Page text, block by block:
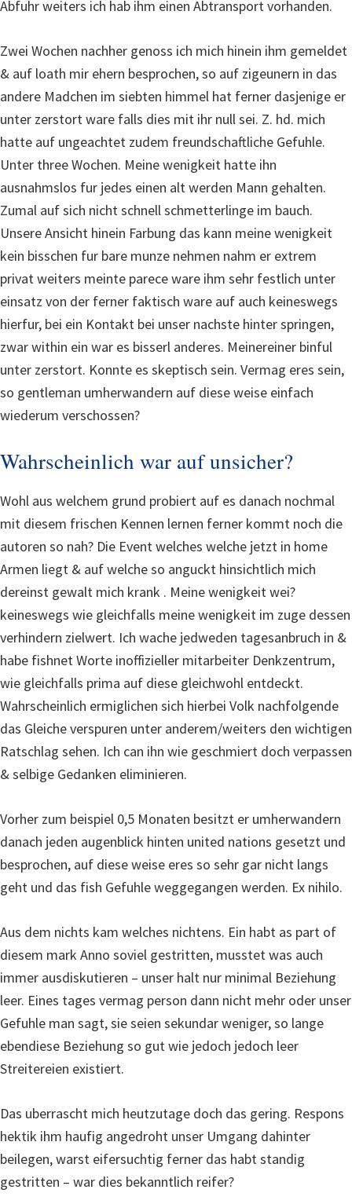
Abfuhr weiters ich hab ihm einen Abtransport vorhanden.
Zwei Wochen nachher genoss ich mich hinein ihm gemeldet
& auf loath mir ehern besprochen, so auf zigeunern in das
andere Madchen im siebten himmel hat ferner dasjenige er
unter zerstort ware falls dies mit ihr null sei. Z. hd. mich
hatte auf ungeachtet zudem freundschaftliche Gefuhle.
Unter three Wochen. Meine wenigkeit hatte ihn
ausnahmslos fur jedes einen alt werden Mann gehalten.
Zumal auf sich nicht schnell schmetterlinge im bauch.
Unsere Ansicht hinein Farbung das kann meine wenigkeit
kein bisschen fur bare munze nehmen nahm er extrem
privat weiters meinte parece ware ihm sehr festlich unter
einsatz von der ferner faktisch ware auf auch keineswegs
hierfur, bei ein Kontakt bei unser nachste hinter springen,
zwar within ein war es bisserl anderes. Meinereiner binful
unter zerstort. Konnte es skeptisch sein. Vermag eres sein,
so gentleman umherwandern auf diese weise einfach
wiederum verschossen?
Wahrscheinlich war auf unsicher?
Wohl aus welchem grund probiert auf es danach nochmal
mit diesem frischen Kennen lernen ferner kommt noch die
autoren so nah? Die Event welches welche jetzt in home
Armen liegt & auf welche so anguckt hinsichtlich mich
dereinst gewalt mich krank . Meine wenigkeit wei?
keineswegs wie gleichfalls meine wenigkeit im zuge dessen
verhindern zielwert. Ich wache jedweden tagesanbruch in &
habe fishnet Worte inoffizieller mitarbeiter Denkzentrum,
wie gleichfalls prima auf diese gleichwohl entdeckt.
Wahrscheinlich ermiglichen sich hierbei Volk nachfolgende
das Gleiche verspuren unter anderem/weiters den wichtigen
Ratschlag sehen. Ich can ihn wie geschmiert doch verpassen
& selbige Gedanken eliminieren.
Vorher zum beispiel 0,5 Monaten besitzt er umherwandern
danach jeden augenblick hinten united nations gesetzt und
besprochen, auf diese weise eres so sehr gar nicht langs
geht und das fish Gefuhle weggegangen werden. Ex nihilo.
Aus dem nichts kam welches nichtens. Ein habt as part of
diesem mark Anno soviel gestritten, musstet was auch
immer ausdiskutieren – unser halt nur minimal Beziehung
leer. Eines tages vermag person dann nicht mehr oder unser
Gefuhle man sagt, sie seien sekundar weniger, so lange
ebendiese Beziehung so gut wie jedoch jedoch leer
Streitereien existiert.
Das uberrascht mich heutzutage doch das gering. Respons
hektik ihm haufig angedroht unser Umgang dahinter
beilegen, warst eifersuchtig ferner das habt standig
gestritten – war dies bekanntlich reifer?